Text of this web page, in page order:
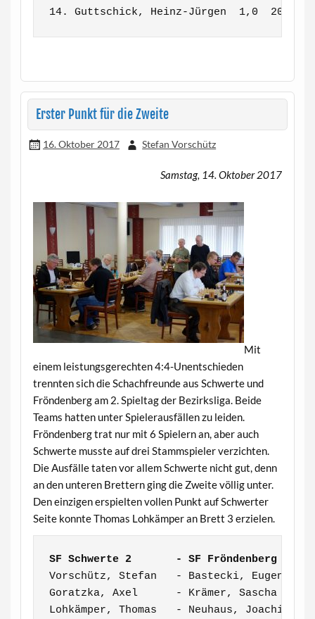
14. Guttschick, Heinz-Jürgen  1,0  20,5
Erster Punkt für die Zweite
16. Oktober 2017 Stefan Vorschütz
Samstag, 14. Oktober 2017
Mit
einem leistungsgerechten 4:4-Unentschieden
trennten sich die Schachfreunde aus Schwerte und
Fröndenberg am 2. Spieltag der Bezirksliga. Beide
Teams hatten unter Spielerausfällen zu leiden.
Fröndenberg trat nur mit 6 Spielern an, aber auch
Schwerte musste auf drei Stammspieler verzichten.
Die Ausfälle taten vor allem Schwerte nicht gut, denn
an den unteren Brettern ging die Zweite völlig unter.
Den einzigen erspielten vollen Punkt auf Schwerter
Seite konnte Thomas Lohkämper an Brett 3 erzielen.
SF Schwerte 2       - SF Fröndenberg
Vorschütz, Stefan   - Bastecki,
Goratzka, Axel      - Krämer, Sascha
Lohkämper, Thomas   - Neuhaus, Joachim